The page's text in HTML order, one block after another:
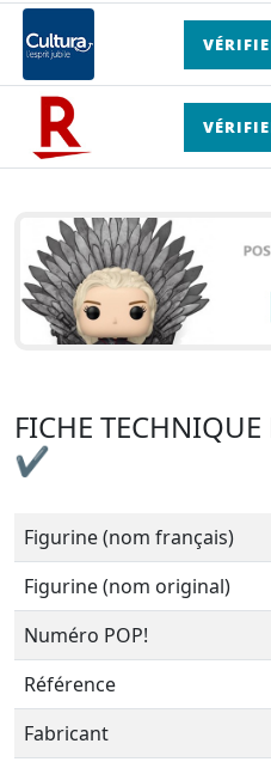
FICHE
✔
Figurine (nom français)
Figurine (nom original)
Numéro POP!
Référence
Fabricant